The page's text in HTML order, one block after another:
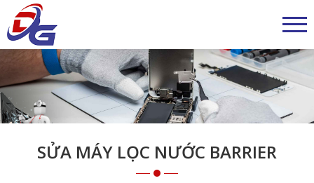
SỬA MÁY LỌC NƯỚC BARRIER